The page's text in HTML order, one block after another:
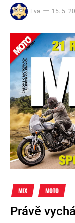
Eva 15. 5.
MIX MOTO
Právě